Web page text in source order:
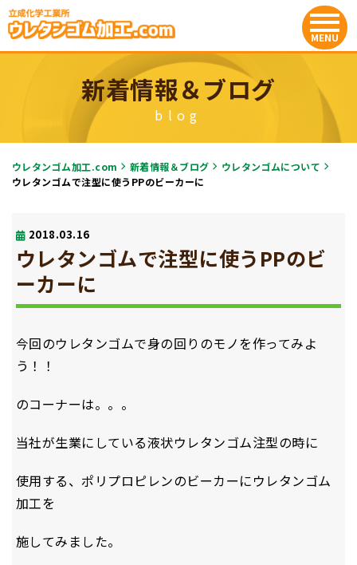
新着情報＆ブログ
blog
ウレタンゴム加工.com 新着情報＆ブログ
ウレタンゴムについて
ウレタンゴムで注型に使うPPのビーカーに
2018.03.16
ウレタンゴムで注型に使うPPのビ
ーカーに
今回のウレタンゴムで身の回りのモノを作ってみよ
う！！
のコーナーは。。。
当社が生業にしている液状ウレタンゴム注型の時に
使用する、ポリプロピレンのビーカーにウレタンゴム
加工を
施してみました。